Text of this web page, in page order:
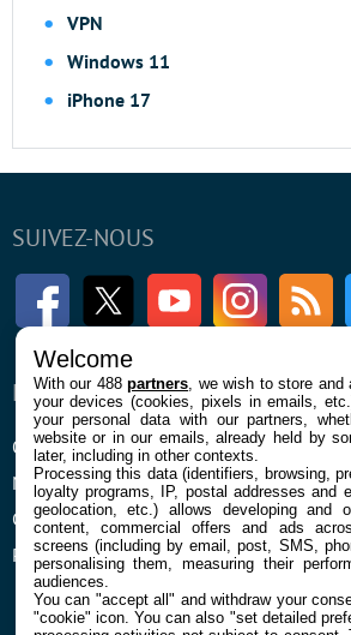
VPN
Windows 11
iPhone 17
SUIVEZ-NOUS
FacebookTwitter Youtube Instagram
ENTREPRISE
Qui sommes nous
Mentions légales et CGU
Confidentialité et Cookies
Préférences cookies
À
La
Contact
Welcome
With our 488partners , we wish to store
your devices (cookies, pixels in emails,
your personal data with our partners,
website or in our emails, already held by
later, including in other contexts.
Processing this data (identifiers, browsing,
loyalty programs, IP, postal addresses and
geolocation, etc.) allows developing and
content, commercial offers and ads
screens (including by email, post, SMS,
personalising them, measuring their
audiences.
You can "accept all" and withdraw your
"cookie" icon. You can also "set detailed